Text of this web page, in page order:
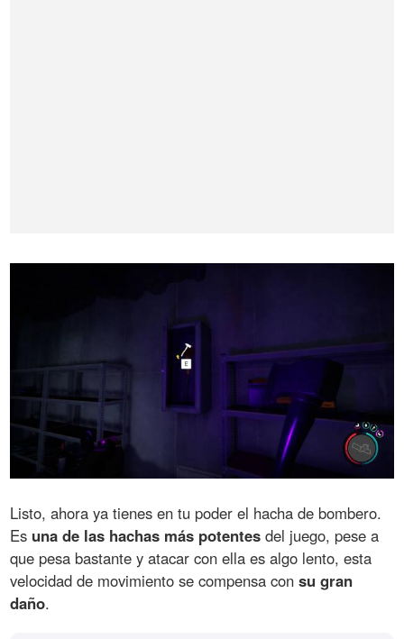
Listo, ahora ya tienes en tu poder el hacha de bombero.
Es una de las hachas más potentes del juego, pese a
que pesa bastante y atacar con ella es algo lento, esta
velocidad de movimiento se compensa consu gran
daño.